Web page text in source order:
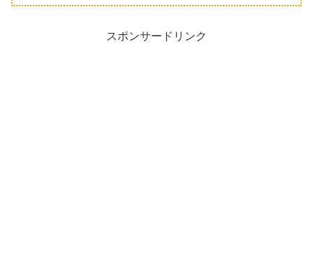
スポンサードリンク